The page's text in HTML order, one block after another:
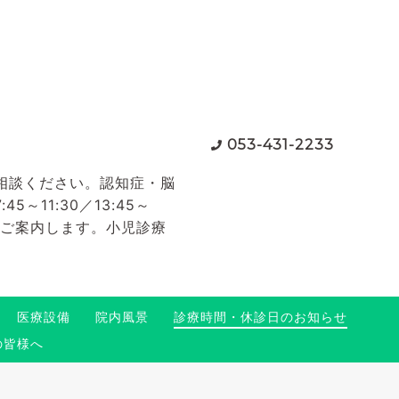
談ください。認知症・脳
～11:30／13:45～
案内します。小児診療
053-431-2233
医療設備 院内風景
診療時間・休診日のお知らせ
様へ